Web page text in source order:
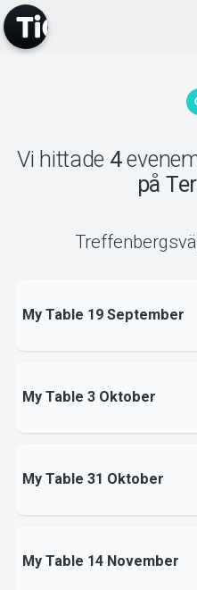
Om
Vi hittade 4
på
My Table 19 September
My Table 3 Oktober
My Table 31 Oktober
My Table 14 November